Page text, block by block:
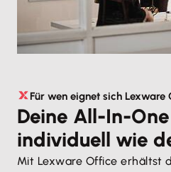
Für wen eignet sich Lexware
Deine All-In-
individuell wie
Mit Lexware Office erhältst